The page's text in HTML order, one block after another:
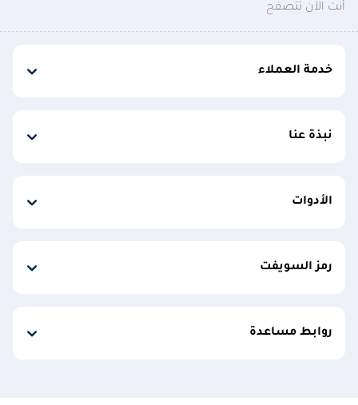
أنت الآن تتصفح
خدمة العملاء
نبذة عنا
الأدوات
رمز السويفت
روابط مساعدة